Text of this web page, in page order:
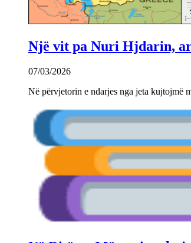
Një vit pa Nuri Hjdarin,
07/03/2026
Në përvjetorin e ndarjes nga jeta kujtojmë